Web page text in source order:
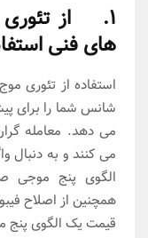
1. از
های فنی
استفاده از تئوری
شانس شما را برای
الگوی پنج موجی
همچنین از اصلاح
قیمت یک الگوی پنج